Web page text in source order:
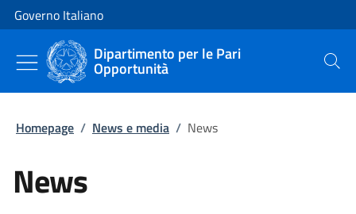
Vai al contenuto
Vai alla navigazione del sito
Governo Italiano
Dipartimento per le Pari
Opportunità Cerca
Homepage / News e media / News
News